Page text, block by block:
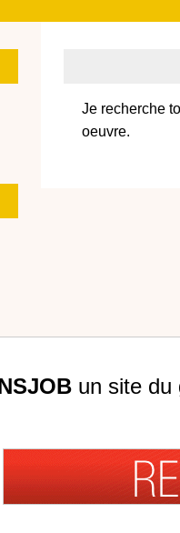
Je recherche
oeuvre.
un site du